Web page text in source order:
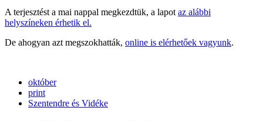
A terjesztést a mai nappal megkezdtük, a lapot az alábbi
helyszíneken érhetik el.
De ahogyan azt megszokhatták, online is elérhetőek vagyunk.
október
print
Szentendre és Vidéke